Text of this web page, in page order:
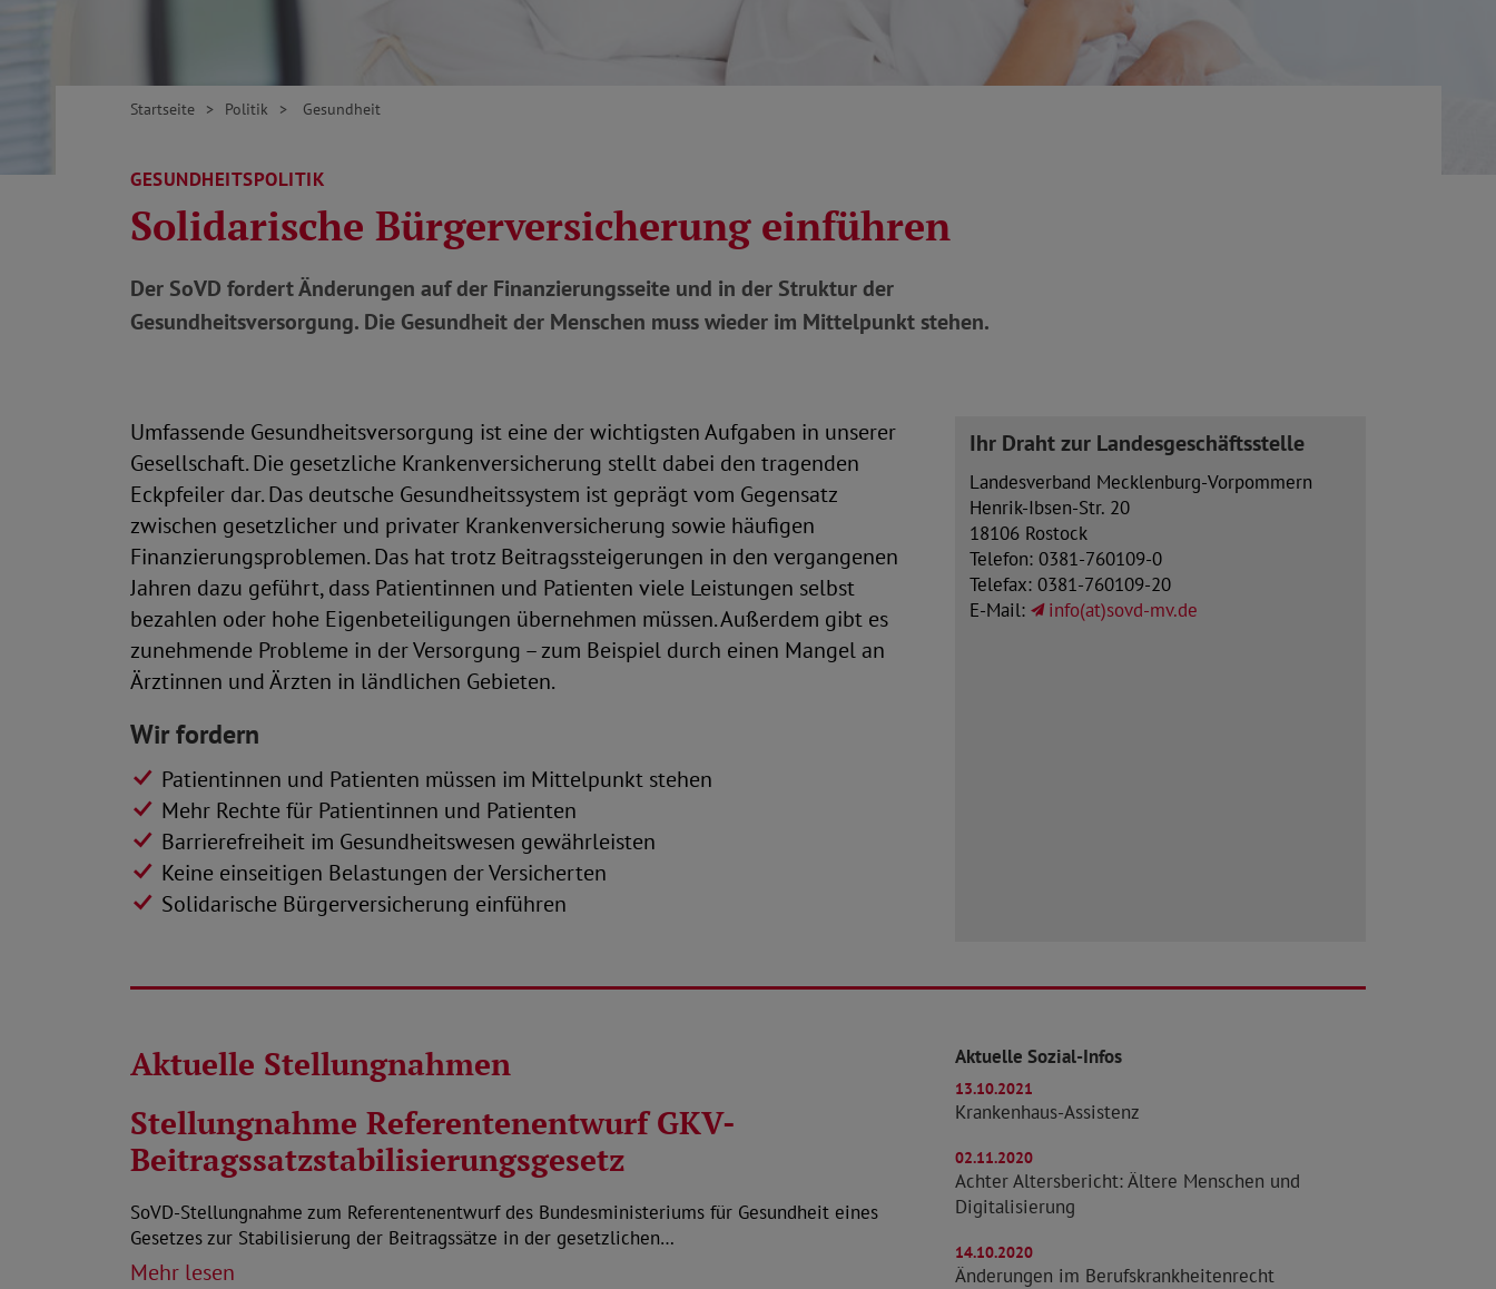
Startseite Politik Gesundheit
GESUNDHEITSPOLITIK
Solidarische Bürgerversicherung einführen
Der SoVD fordert Änderungen auf der Finanzierungsseite und in der Struktur der
Gesundheitsversorgung. Die Gesundheit der Menschen muss wieder im Mittelpunkt stehen.
Umfassende Gesundheitsversorgung ist eine der wichtigsten Aufgaben in unserer
Gesellschaft. Die gesetzliche Krankenversicherung stellt dabei den tragenden
Eckpfeiler dar. Das deutsche Gesundheitssystem ist geprägt vom Gegensatz
zwischen gesetzlicher und privater Krankenversicherung sowie häufigen
Finanzierungsproblemen. Das hat trotz Beitragssteigerungen in den vergangenen
Jahren dazu geführt, dass Patientinnen und Patienten viele Leistungen selbst
bezahlen oder hohe Eigenbeteiligungen übernehmen müssen. Außerdem gibt es
zunehmende Probleme in der Versorgung – zum Beispiel durch einen Mangel an
Ärztinnen und Ärzten in ländlichen Gebieten.
Wir fordern
Patientinnen und Patienten müssen im Mittelpunkt stehen
Mehr Rechte für Patientinnen und Patienten
Barrierefreiheit im Gesundheitswesen gewährleisten
Keine einseitigen Belastungen der Versicherten
Solidarische Bürgerversicherung einführen
Ihr Draht zur Landesgeschäftsstelle
Landesverband Mecklenburg-Vorpommern
Henrik-Ibsen-Str. 20
18106 Rostock
Telefon: 0381-760109-0
Telefax: 0381-760109-20
E-Mail:
info(at)sovd-mv.de
Aktuelle Stellungnahmen
Stellungnahme Referentenentwurf GKV-
Beitragssatzstabilisierungsgesetz
SoVD-Stellungnahme zum Referentenentwurf des Bundesministeriums für Gesundheit eines
Gesetzes zur Stabilisierung der Beitragssätze in der gesetzlichen…
Mehr lesen
Aktuelle Sozial-Infos
13.10.2021
Krankenhaus-Assistenz
02.11.2020
Achter Altersbericht: Ältere Menschen und
Digitalisierung
14.10.2020
Änderungen im Berufskrankheitenrecht